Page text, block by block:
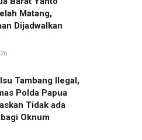
Matang,
Dijadwalkan
Tambang Ilegal,
Polda Papua
Tidak ada
Oknum